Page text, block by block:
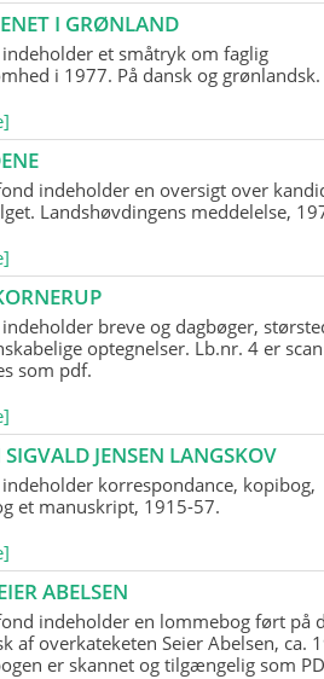
I GRØNLAND
et småtryk om faglig
i 1977. På dansk og grønlandsk.
indeholder en oversigt over
Landshøvdingens meddelelse,
breve og dagbøger,
optegnelser. Lb.nr. 4 er
som pdf.
JENSEN LANGSKOV
korrespondance, kopibog,
et manuskript, 1915-57.
ABELSEN
indeholder en lommebog ført på
af overkateketen Seier Abelsen, ca.
er skannet og tilgængelig som